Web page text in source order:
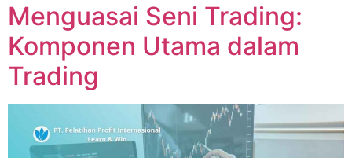
Menguasai Seni Trading:
Komponen Utama dalam
Trading